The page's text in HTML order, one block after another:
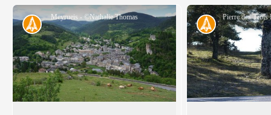
Meyrueis - ©Nathalie Thomas
Histoire Histoire